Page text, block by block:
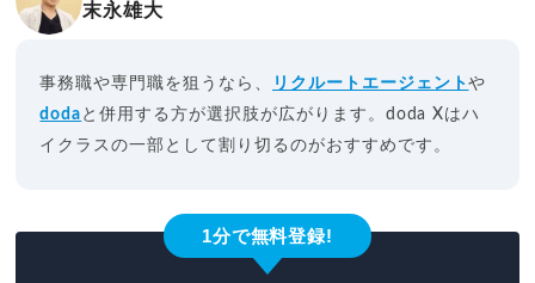
末永雄大
事務職や専門職を狙うなら、 リクルートエージェントや
doda と併用する方が選択肢が広がります。doda Xはハ
イクラスの一部として割り切るのがおすすめです。
1分で無料登録!